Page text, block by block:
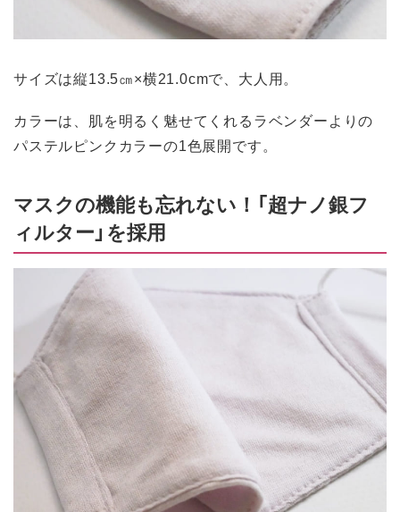
サイズは縦13.5㎝×横21.0cmで、大人用。
カラーは、肌を明るく魅せてくれるラベンダーよりの
パステルピンクカラーの1色展開です。
マスクの機能も忘れない！「超ナノ銀フ
ィルター」を採用